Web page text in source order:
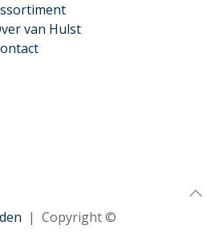
van Hulst
| Copyright ©